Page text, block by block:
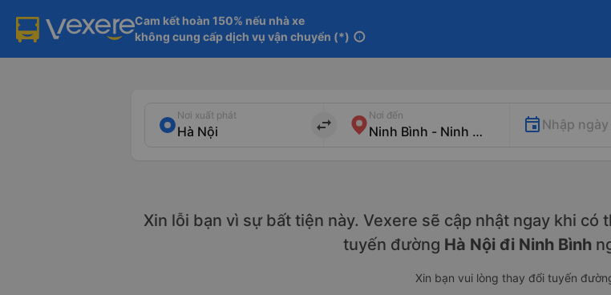
Cam kết hoàn 150% nếu nhà xe
không cung cấp dịch vụ vận chuyển (*) info
Nơi xuất phát
import_export
Nơi đến
Nhập
Xin lỗi bạn vì sự bất tiện này. Vexere sẽ cập nhật ngay khi có
tuyến đường Hà Nội đi Ninh Bình
Xin bạn vui lòng thay đổi tuyến